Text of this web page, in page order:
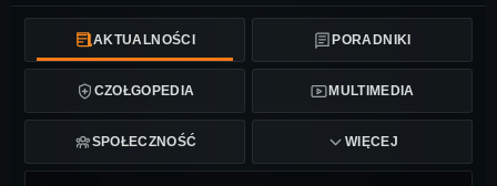
AKTUALNOŚCI PORADNIKI
CZOŁGOPEDIA MULTIMEDIA
SPOŁECZNOŚĆ WIĘCEJ